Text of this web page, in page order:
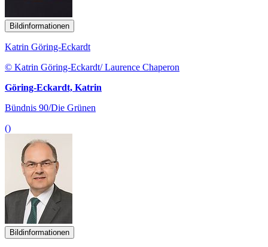
Bildinformationen
Katrin Göring-Eckardt
© Katrin Göring-Eckardt/ Laurence Chaperon
Göring-Eckardt, Katrin
Bündnis 90/Die Grünen
()
Bildinformationen